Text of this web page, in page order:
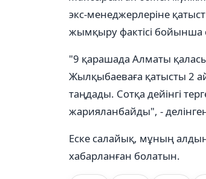
экс-менеджерлеріне
жымқыру фактісі бойынша
"9 қарашада Алматы
Жылқыбаеваға қатысты 2
таңдады. Сотқа дейінгі
жарияланбайды", -
Еске салайық, мұның
хабарланған болатын.